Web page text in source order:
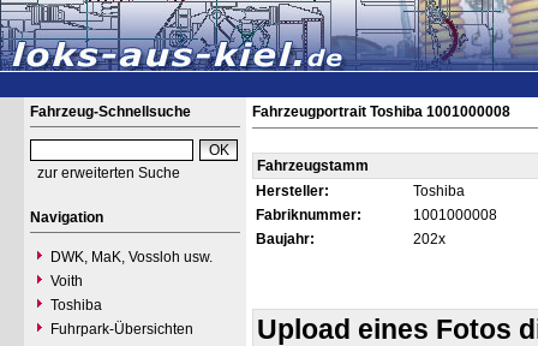
Fahrzeug-Schnellsuche
zur erweiterten Suche
Navigation
DWK, MaK, Vossloh usw.
Voith
Toshiba
Fuhrpark-Übersichten
Fahrzeugportrait Toshiba 1001000008
Fahrzeugstamm
Hersteller:
Toshiba
Fabriknummer:
1001000008
Baujahr:
202x
Upload eines Fotos